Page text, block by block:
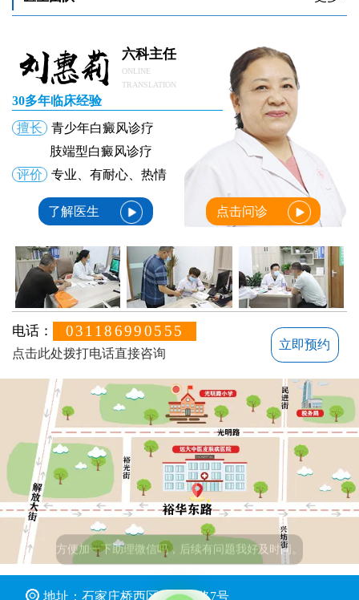
六科主任
ONLINE
TRANSLATION
30多年临床经验
擅长
青少年白癜风诊疗
肢端型白癜风诊疗
评价
专业、有耐心、热情
了解医生 点击问诊
电话： 031186990555
点击此处拨打电话直接咨询
立即预约
地址：石家庄桥西区裕华东路7号